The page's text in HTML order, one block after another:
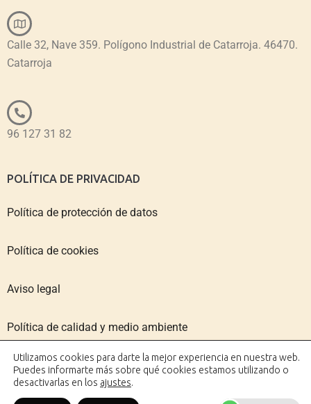
Calle 32, Nave 359. Polígono Industrial de Catarroja. 46470.
Catarroja
96 127 31 82
POLÍTICA DE PRIVACIDAD
Política de protección de datos
Política de cookies
Aviso legal
Política de calidad y medio ambiente
Copyright © 2026 IMPACTO VALENCIA | Diseño web: AZUL
Utilizamos cookies para darte la mejor experiencia en nuestra web.
Puedes informarte más sobre qué cookies estamos utilizando o
desactivarlas en los ajustes.